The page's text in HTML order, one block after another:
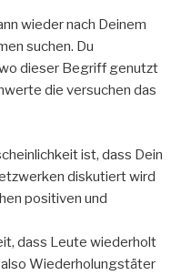
wieder nach Deinem
suchen. Du
dieser Begriff genutzt
die versuchen das
ist, dass Dein
diskutiert wird
positiven und
dass Leute wiederholt
Wiederholungstäter